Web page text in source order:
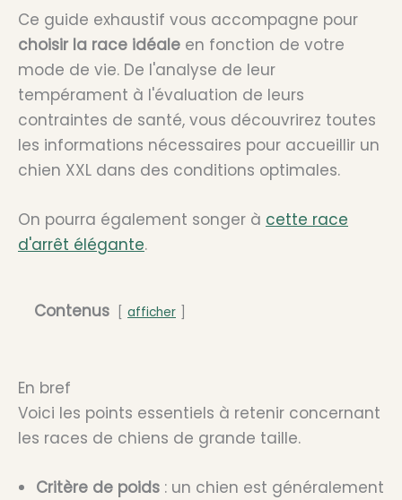
Ce guide exhaustif vous accompagne pour
choisir la race idéale en fonction de votre
mode de vie. De l'analyse de leur
tempérament à l'évaluation de leurs
contraintes de santé, vous découvrirez toutes
les informations nécessaires pour accueillir un
chien XXL dans des conditions optimales.
On pourra également songer à cette race
d'arrêt élégante.
Contenus afficher
En bref
Voici les points essentiels à retenir concernant
les races de chiens de grande taille.
Critère de poids : un chien est généralement